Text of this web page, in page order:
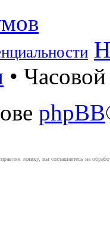
•
phpBB
заявку, вы соглашаетесь на